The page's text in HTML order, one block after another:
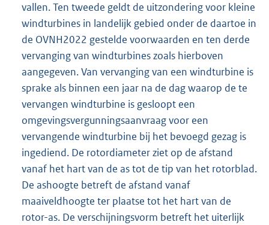
vallen. Ten tweede geldt de uitzondering voor kleine
windturbines in landelijk gebied onder de daartoe in
de OVNH2022 gestelde voorwaarden en ten derde
vervanging van windturbines zoals hierboven
aangegeven. Van vervanging van een windturbine is
sprake als binnen een jaar na de dag waarop de te
vervangen windturbine is gesloopt een
omgevingsvergunningsaanvraag voor een
vervangende windturbine bij het bevoegd gezag is
ingediend. De rotordiameter ziet op de afstand
vanaf het hart van de as tot de tip van het rotorblad.
De ashoogte betreft de afstand vanaf
maaiveldhoogte ter plaatse tot het hart van de
rotor-as. De verschijningsvorm betreft het uiterlijk